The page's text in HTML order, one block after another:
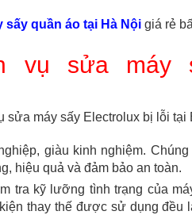
sấy quần áo tại Hà Nội giá rẻ
vụ sửa máy
sửa máy sấy Electrolux bị lỗi tại
giàu kinh nghiệm.
hiệu quả và đảm bảo an toàn.
tra kỹ lưỡng tình trạng của
thay thế được sử dụng đều